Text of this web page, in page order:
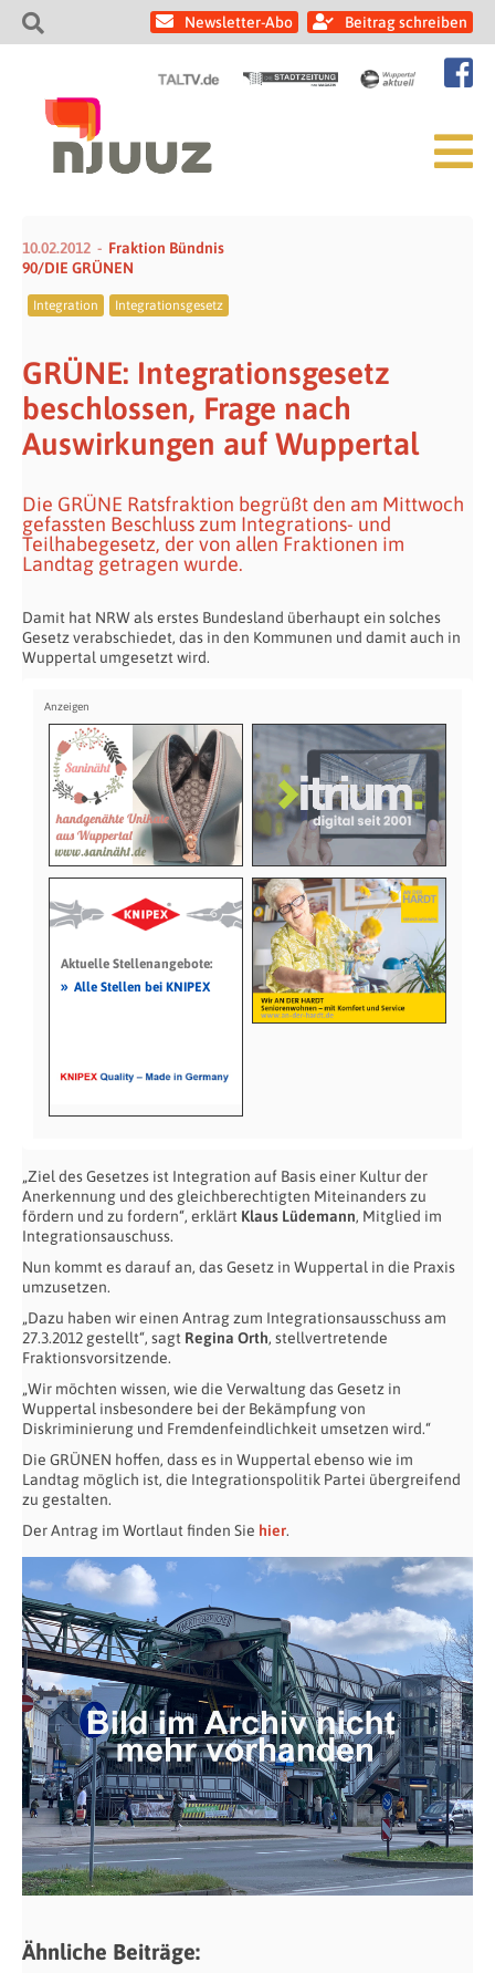
Newsletter-Abo Beitrag schreiben
10.02.2012
Fraktion Bündnis
90/DIE GRÜNEN
Integration Integrationsgesetz
GRÜNE: Integrationsgesetz
beschlossen, Frage nach
Auswirkungen auf Wuppertal
Die GRÜNE Ratsfraktion begrüßt den am Mittwoch
gefassten Beschluss zum Integrations- und
Teilhabegesetz, der von allen Fraktionen im
Landtag getragen wurde.
Damit hat NRW als erstes Bundesland überhaupt ein solches
Gesetz verabschiedet, das in den Kommunen und damit auch in
Wuppertal umgesetzt wird.
Aktuelle Stellenangebote:
» Alle Stellen bei KNIPEX
„Ziel des Gesetzes ist Integration auf Basis einer Kultur der
Anerkennung und des gleichberechtigten Miteinanders zu
fördern und zu fordern“, erklärt Klaus Lüdemann, Mitglied im
Integrationsauschuss.
Nun kommt es darauf an, das Gesetz in Wuppertal in die Praxis
umzusetzen.
„Dazu haben wir einen Antrag zum Integrationsausschuss am
27.3.2012 gestellt“, sagt Regina Orth, stellvertretende
Fraktionsvorsitzende.
„Wir möchten wissen, wie die Verwaltung das Gesetz in
Wuppertal insbesondere bei der Bekämpfung von
Diskriminierung und Fremdenfeindlichkeit umsetzen wird.“
Die GRÜNEN hoffen, dass es in Wuppertal ebenso wie im
Landtag möglich ist, die Integrationspolitik Partei übergreifend
zu gestalten.
Der Antrag im Wortlaut finden Sie hier.
Ähnliche Beiträge: